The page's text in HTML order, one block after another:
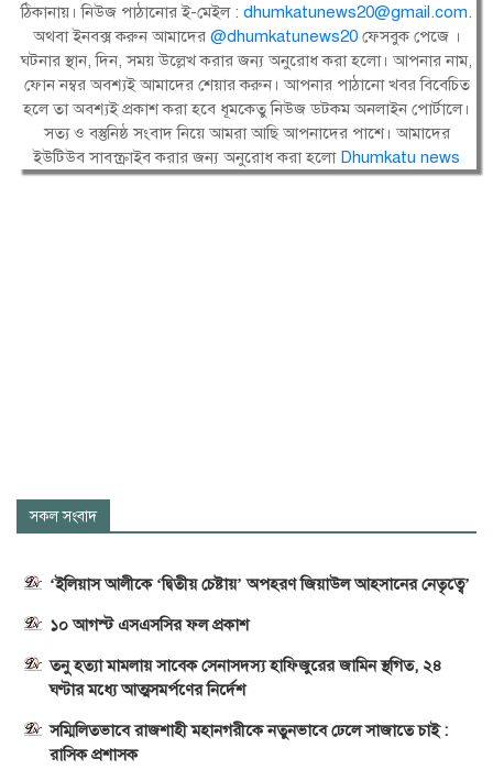
ঠিকানায়। নিউজ পাঠানোর ই-মেইল : dhumkatunews20@gmail.com.
অথবা ইনবক্স করুন আমাদের@dhumkatunews20 ফেসবুক পেজে ।
ঘটনার স্থান, দিন, সময় উল্লেখ করার জন্য অনুরোধ করা হলো। আপনার নাম,
ফোন নম্বর অবশ্যই আমাদের শেয়ার করুন। আপনার পাঠানো খবর বিবেচিত
হলে তা অবশ্যই প্রকাশ করা হবে ধূমকেতু নিউজ ডটকম অনলাইন পোর্টালে।
সত্য ও বস্তুনিষ্ঠ সংবাদ নিয়ে আমরা আছি আপনাদের পাশে। আমাদের
ইউটিউব সাবস্ক্রাইব করার জন্য অনুরোধ করা হলো Dhumkatu news
সকল সংবাদ
‘ইলিয়াস আলীকে ‘দ্বিতীয় চেষ্টায়’ অপহরণ জিয়াউল আহসানের নেতৃত্বে’
১০ আগস্ট এসএসসির ফল প্রকাশ
তনু হত্যা মামলায় সাবেক সেনাসদস্য হাফিজুরের জামিন স্থগিত, ২৪
ঘণ্টার মধ্যে আত্মসমর্পণের নির্দেশ
সম্মিলিতভাবে রাজশাহী মহানগরীকে নতুনভাবে ঢেলে সাজাতে চাই :
রাসিক প্রশাসক